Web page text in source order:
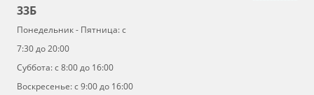
33Б
Понедельник - Пятница: с
7:30 до 20:00
Суббота: с 8:00 до 16:00
Воскресенье: с 9:00 до 16:00